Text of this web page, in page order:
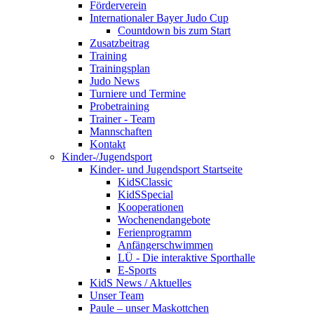
Förderverein
Internationaler Bayer Judo Cup
Countdown bis zum Start
Zusatzbeitrag
Training
Trainingsplan
Judo News
Turniere und Termine
Probetraining
Trainer - Team
Mannschaften
Kontakt
Kinder-/Jugendsport
Kinder- und Jugendsport Startseite
KidSClassic
KidSSpecial
Kooperationen
Wochenendangebote
Ferienprogramm
Anfängerschwimmen
LÜ - Die interaktive Sporthalle
E-Sports
KidS News / Aktuelles
Unser Team
Paule – unser Maskottchen